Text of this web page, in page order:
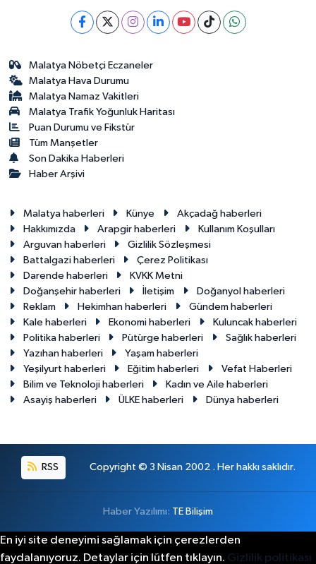
Malatya Nöbetçi Eczaneler
Malatya Hava Durumu
Malatya Namaz Vakitleri
Malatya Trafik Yoğunluk Haritası
Puan Durumu ve Fikstür
Tüm Manşetler
Son Dakika Haberleri
Haber Arşivi
Malatya haberleri Künye
Akçadağ haberleri
Hakkımızda
Arapgir haberleri
Kullanım Koşulları
Arguvan haberleri
Gizlilik Sözleşmesi
Battalgazi haberleri
Çerez Politikası
Darende haberleri
KVKK Metni
Doğanşehir haberleri
İletişim
Doğanyol haberleri
Reklam
Hekimhan haberleri
Gündem haberleri
Kale haberleri
Ekonomi haberleri
Kuluncak haberleri
Politika haberleri
Pütürge haberleri
Sağlık haberleri
Yazıhan haberleri
Yaşam haberleri
Yeşilyurt haberleri
Eğitim haberleri
Vefat Haberleri
Bilim ve Teknoloji haberleri
Kadın ve Aile haberleri
Asayiş haberleri
ÜLKE haberleri Dünya haberleri
RSS Copyright © 3 Nisan 2002 . Her hakkı saklıdır.
Haber Yazılımı: TE Bilişim
En iyi site deneyimi sağlamak için çerezlerden
faydalanıyoruz. Detaylar için lütfen tıklayın. Gizlilik politikası